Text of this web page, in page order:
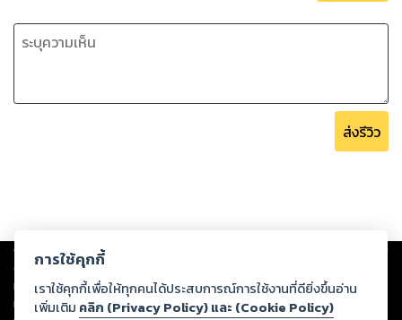
ส่งรีวิว
Copyright © 2026
ต่อผลงานหรือเนื้อหาใดที่อัปโหลดผ่านเว็บไซต์และปรากฏว่าละเมิดสิทธิใน
ทรัพย์สินทางปัญญาของบุคคลอื่นหรือขัดต่อกฎหมายและศีลธรรม ดังนั้น ผู้อ่าน
ทุกท่านโปรดใช้วิจารณญาณในการกลั่นกรองด้วยตนเอง และหากท่านพบว่าส่วน
การใช้คุกกี้
เราใช้คุกกี้เพื่อให้ทุกคนได้ประสบการณ์การใช้งานที่ดียิ่งขึ้นอ่าน
เพิ่มเติม คลิก (Privacy Policy) และ (Cookie Policy)